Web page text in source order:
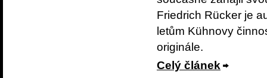
Friedrich Rücker je
letům Kühnovy
originále.
Celý článek